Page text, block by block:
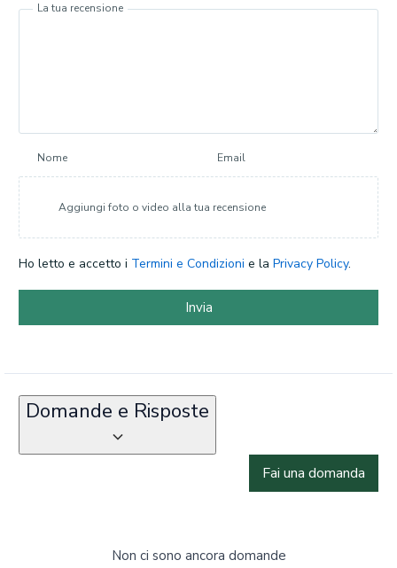
La tua recensione
Nome Email
Aggiungi foto o video alla tua recensione
Ho letto e accetto i Termini e Condizioni e la Privacy Policy.
Invia
Domande e Risposte
Fai una domanda
Non ci sono ancora domande